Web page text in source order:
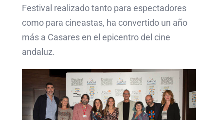
Festival realizado tanto para espectadores
como para cineastas, ha convertido un año
más a Casares en el epicentro del cine
andaluz.